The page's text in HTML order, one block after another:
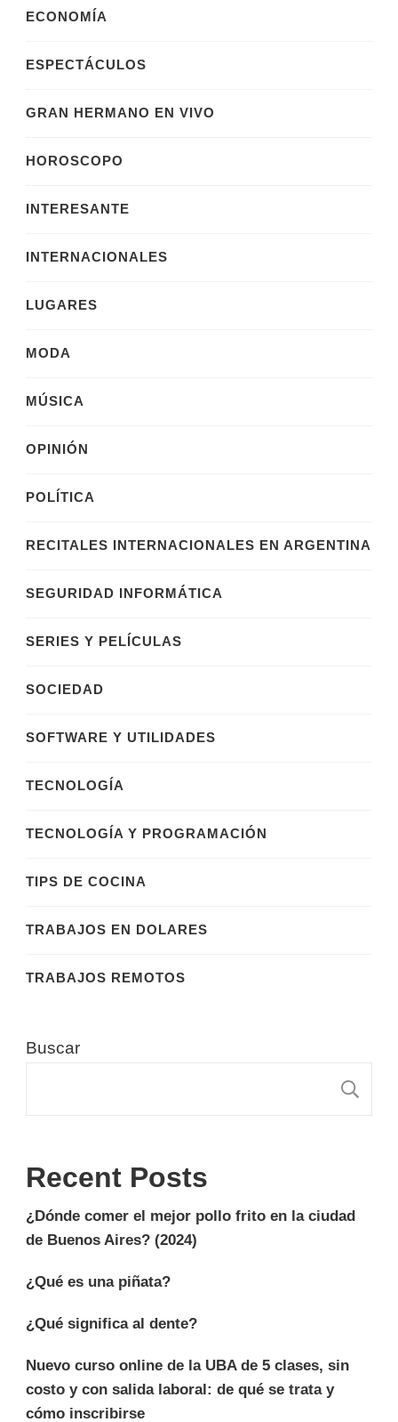
ECONOMÍA
ESPECTÁCULOS
GRAN HERMANO EN VIVO
HOROSCOPO
INTERESANTE
INTERNACIONALES
LUGARES
MODA
MÚSICA
OPINIÓN
POLÍTICA
RECITALES INTERNACIONALES EN ARGENTINA
SEGURIDAD INFORMÁTICA
SERIES Y PELÍCULAS
SOCIEDAD
SOFTWARE Y UTILIDADES
TECNOLOGÍA
TECNOLOGÍA Y PROGRAMACIÓN
TIPS DE COCINA
TRABAJOS EN DOLARES
TRABAJOS REMOTOS
Buscar
Recent Posts
¿Dónde comer el mejor pollo frito en la ciudad
de Buenos Aires? (2024)
¿Qué es una piñata?
¿Qué significa al dente?
Nuevo curso online de la UBA de 5 clases, sin
costo y con salida laboral: de qué se trata y
cómo inscribirse